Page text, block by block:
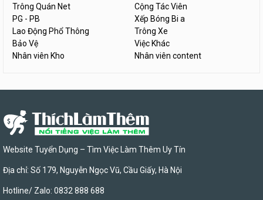
Trông Quán Net
Cộng Tác Viên
PG - PB
Xếp Bóng Bi a
Lao Động Phổ Thông
Trông Xe
Bảo Vệ
Việc Khác
Nhân viên Kho
Nhân viên content
Website Tuyển Dụng – Tìm Việc Làm Thêm Uy Tín
Địa chỉ: Số 179, Nguyễn Ngọc Vũ, Cầu Giấy, Hà Nội
Hotline/ Zalo: 0832 888 688